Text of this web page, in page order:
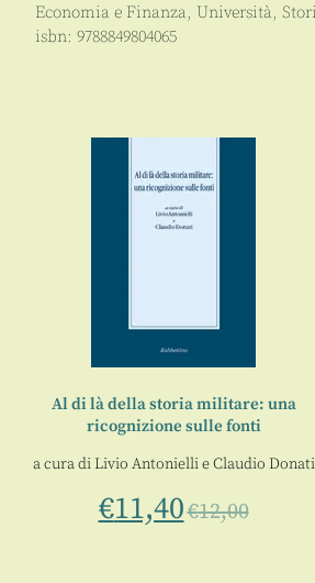
Economia e Finanza, Università,
isbn: 9788849804065
Al di là della storia militare: una
ricognizione sulle fonti
a cura diLivio AntoniellieClaudio Donati
€11,40€12,00